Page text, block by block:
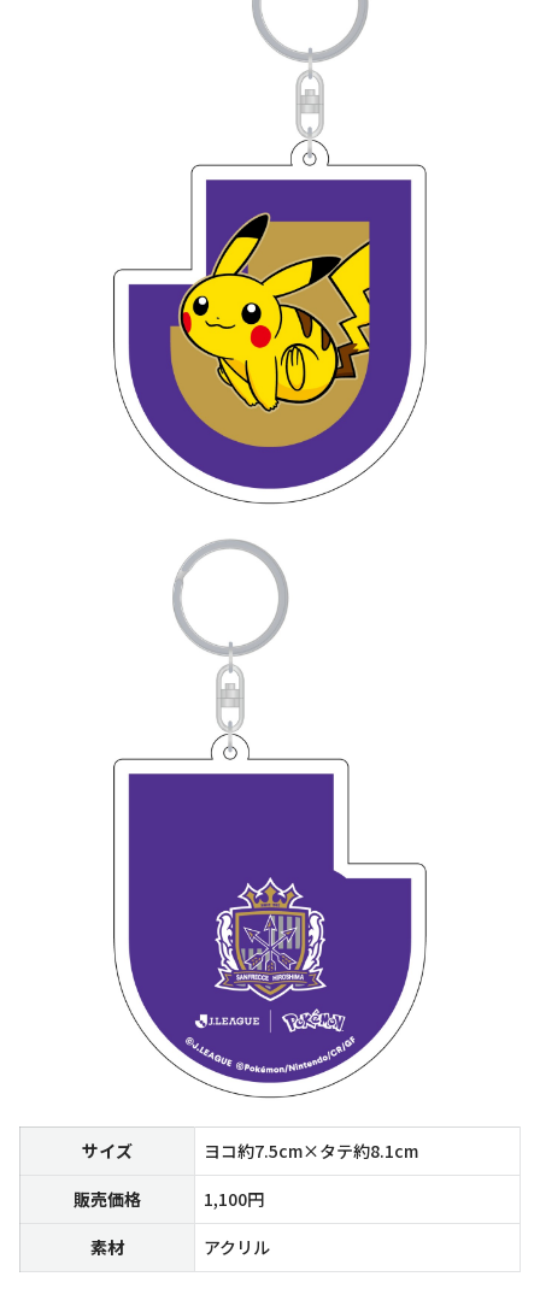
サイズ
ヨコ約7.5cm×タテ約8.1cm
販売価格
1,100円
素材
アクリル